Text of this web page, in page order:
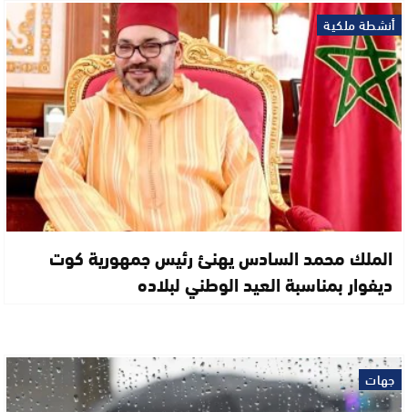
أنشطة ملكية
الملك محمد السادس يهنئ رئيس جمهورية كوت
ديفوار بمناسبة العيد الوطني لبلاده
جهات